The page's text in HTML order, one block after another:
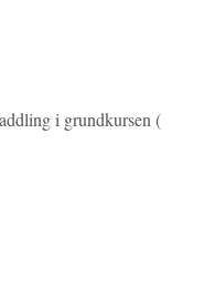
i grundkursen (